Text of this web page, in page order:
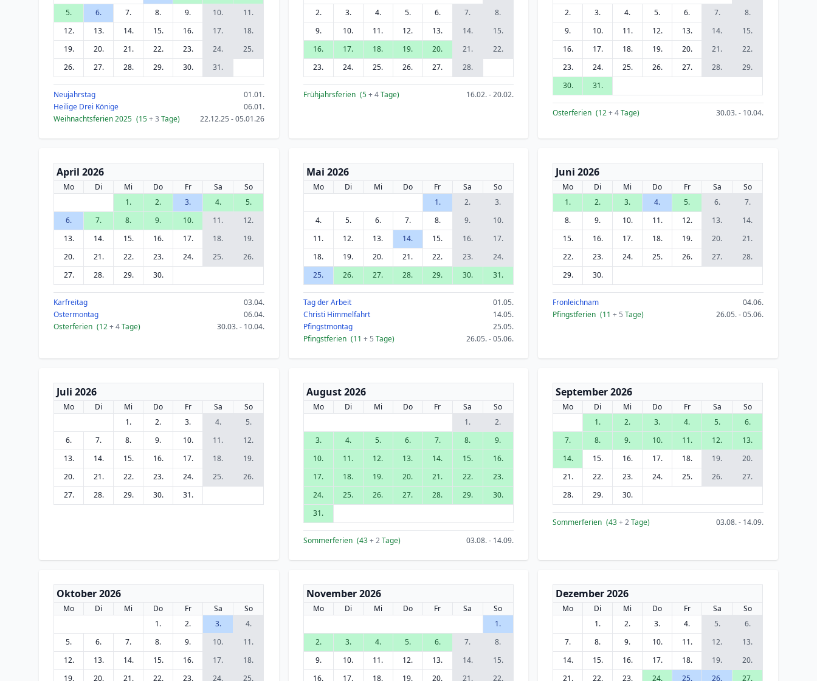
5.
6. 7. 8. 9. 10.
11.
12.
13. 14. 15. 16. 17.
18.
19.
20. 21. 22. 23. 24.
25.
26.
27. 28. 29. 30. 31.
Neujahrstag
01.01.
Heilige Drei Könige
06.01.
Weihnachtsferien 2025 (15+ 3 Tage) 22.12.25 - 05.01.26
2.
3. 4. 5. 6. 7.
8.
9.
10. 11. 12. 13. 14.
15.
16.
17. 18. 19. 20. 21.
22.
23.
24. 25. 26. 27. 28.
Frühjahrsferien (5+ 4Tage) 16.02. - 20.02.
2.
3. 4. 5. 6. 7.
8.
9.
10. 11. 12. 13. 14.
15.
16.
17. 18. 19. 20. 21.
22.
23.
24. 25. 26. 27. 28.
29.
30.
31.
Osterferien (12+ 4Tage) 30.03. - 10.04.
April 2026
Mo Di Mi Do Fr Sa
So
1.
2. 3. 4.
5.
6.
7. 8. 9. 10. 11.
12.
13.
14. 15. 16. 17. 18.
19.
20.
21. 22. 23. 24. 25.
26.
27.
28. 29. 30.
Karfreitag
03.04.
Ostermontag
06.04.
Osterferien (12+ 4Tage) 30.03. - 10.04.
Mai 2026
Mo Di Mi Do Fr Sa
So
1.
2.
3.
4.
5. 6. 7. 8. 9.
10.
11.
12. 13. 14. 15. 16.
17.
18.
19. 20. 21. 22. 23.
24.
25.
26. 27. 28. 29. 30. 31.
Tag der Arbeit
01.05.
Christi Himmelfahrt
14.05.
Pfingstmontag
25.05.
Pfingstferien (11 + 5 Tage) 26.05. - 05.06.
Juni 2026
Mo Di Mi Do Fr Sa
So
1.
2. 3. 4. 5. 6.
7.
8.
9. 10. 11. 12. 13.
14.
15.
16. 17. 18. 19. 20.
21.
22.
23. 24. 25. 26. 27.
28.
29.
30.
Fronleichnam
04.06.
Pfingstferien (11+ 5 Tage) 26.05. - 05.06.
Juli 2026
Mo Di Mi Do Fr Sa
So
1.
2. 3. 4.
5.
6.
7. 8. 9. 10. 11.
12.
13.
14. 15. 16. 17. 18.
19.
20.
21. 22. 23. 24. 25.
26.
27.
28. 29. 30. 31.
August 2026
Mo Di Mi Do Fr Sa
So
1.
2.
3.
4. 5. 6. 7. 8.
9.
10.
11. 12. 13. 14. 15.
16.
17.
18. 19. 20. 21. 22.
23.
24.
25. 26. 27. 28. 29.
30.
31.
Sommerferien (43+ 2Tage) 03.08. - 14.09.
September 2026
Mo Di Mi Do Fr Sa
So
1.
2. 3. 4. 5.
6.
7.
8. 9. 10. 11. 12.
13.
14.
15. 16. 17. 18. 19.
20.
21.
22. 23. 24. 25. 26.
27.
28.
29. 30.
Sommerferien (43+ 2Tage) 03.08. - 14.09.
Oktober 2026
Mo Di Mi Do Fr Sa
So
1.
2. 3.
4.
5.
6. 7. 8. 9. 10.
11.
12.
13. 14. 15. 16. 17.
18.
19.
20. 21. 22. 23. 24.
25.
November 2026
Mo Di Mi Do Fr Sa
So
1.
2.
3. 4. 5. 6. 7.
8.
9.
10. 11. 12. 13. 14.
15.
16.
17. 18. 19. 20. 21.
22.
Dezember 2026
Mo Di Mi Do Fr Sa
So
1.
2. 3. 4. 5.
6.
7.
8. 9. 10. 11. 12.
13.
14.
15. 16. 17. 18. 19.
20.
21.
22. 23. 24. 25. 26.
27.